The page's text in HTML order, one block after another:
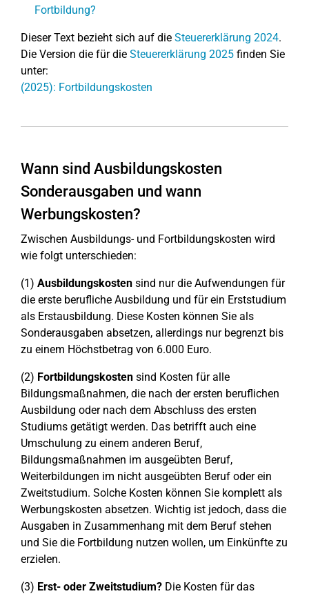
Fortbildung?
Dieser Text bezieht sich auf die Steuererklärung 2024.
Die Version die für die Steuererklärung 2025 finden Sie
unter:
(2025): Fortbildungskosten
Wann sind Ausbildungskosten
Sonderausgaben und wann
Werbungskosten?
Zwischen Ausbildungs- und Fortbildungskosten wird
wie folgt unterschieden:
(1) Ausbildungskosten sind nur die Aufwendungen für
die erste berufliche Ausbildung und für ein Erststudium
als Erstausbildung. Diese Kosten können Sie als
Sonderausgaben absetzen, allerdings nur begrenzt bis
zu einem Höchstbetrag von 6.000 Euro.
(2) Fortbildungskosten sind Kosten für alle
Bildungsmaßnahmen, die nach der ersten beruflichen
Ausbildung oder nach dem Abschluss des ersten
Studiums getätigt werden. Das betrifft auch eine
Umschulung zu einem anderen Beruf,
Bildungsmaßnahmen im ausgeübten Beruf,
Weiterbildungen im nicht ausgeübten Beruf oder ein
Zweitstudium. Solche Kosten können Sie komplett als
Werbungskosten absetzen. Wichtig ist jedoch, dass die
Ausgaben in Zusammenhang mit dem Beruf stehen
und Sie die Fortbildung nutzen wollen, um Einkünfte zu
erzielen.
(3) Erst- oder Zweitstudium? Die Kosten für das